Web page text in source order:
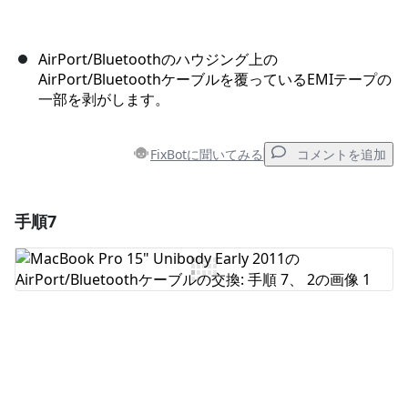
AirPort/Bluetoothのハウジング上の
AirPort/Bluetoothケーブルを覆っているEMIテープの
一部を剥がします。
FixBotに聞いてみる コメントを追加
コメントを追加
手順7